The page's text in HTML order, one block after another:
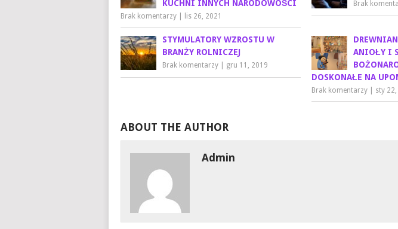
KUCHNI INNYCH NARODOWOŚCI
Brak komentarzy lis 26, 2021
Brak
STYMULATORY WZROSTU W
BRANŻY ROLNICZEJ
Brak komentarzy gru 11, 2019
ANIOŁY I
DOSKONAŁE NA
Brak komentarzy sty 22,
ABOUT THE AUTHOR
Admin